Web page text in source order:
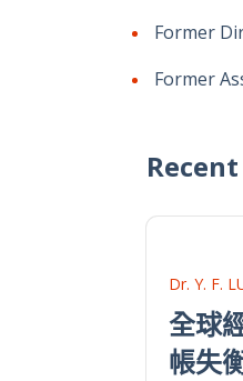
Former
Former